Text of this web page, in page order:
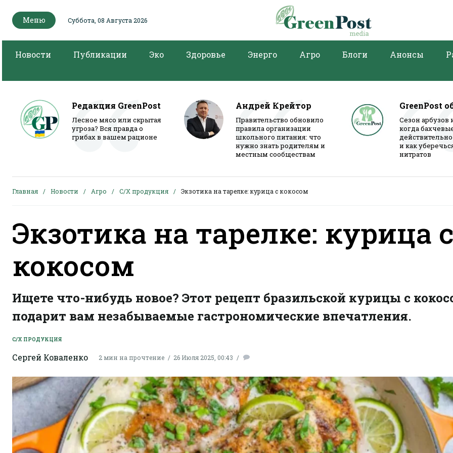
Меню Суббота, 08 Августа 2026
Новости Публикации Эко Здоровье Энерго Агро Блоги Анонсы
Редакция GreenPost
Лесное мясо или скрытая
угроза? Вся правда о
грибах в вашем рационе
Андрей Крейтор
Правительство обновило
правила организации
школьного питания: что
нужно знать родителям и
местным сообществам
GreenPost
Сезон арбузов
когда
и как
нитратов
Главная Новости Агро С/Х продукция Экзотика на тарелке: курица с кокосом
Экзотика на тарелке: курица
кокосом
Ищете что-нибудь новое? Этот рецепт бразильской курицы с
подарит вам незабываемые гастрономические впечатления.
С/Х ПРОДУКЦИЯ
Сергей Коваленко 2 мин на прочтение 26 Июля 2025, 00:43